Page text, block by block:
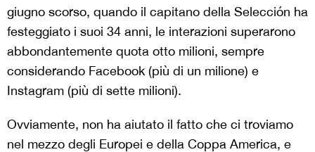
giugno scorso, quando il capitano della Selección ha
festeggiato i suoi 34 anni, le interazioni superarono
abbondantemente quota otto milioni, sempre
considerando Facebook (più di un milione) e
Instagram (più di sette milioni).
Ovviamente, non ha aiutato il fatto che ci troviamo
nel mezzo degli Europei e della Coppa America, e